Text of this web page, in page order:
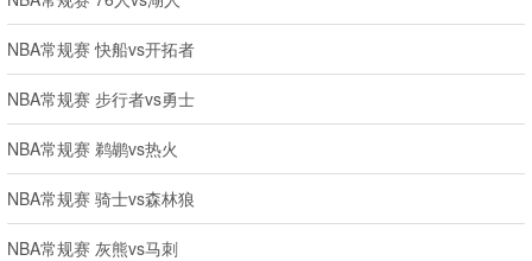
NBA常规赛 快船vs开拓者
NBA常规赛 步行者vs勇士
NBA常规赛 鹈鹕vs热火
NBA常规赛 骑士vs森林狼
NBA常规赛 灰熊vs马刺